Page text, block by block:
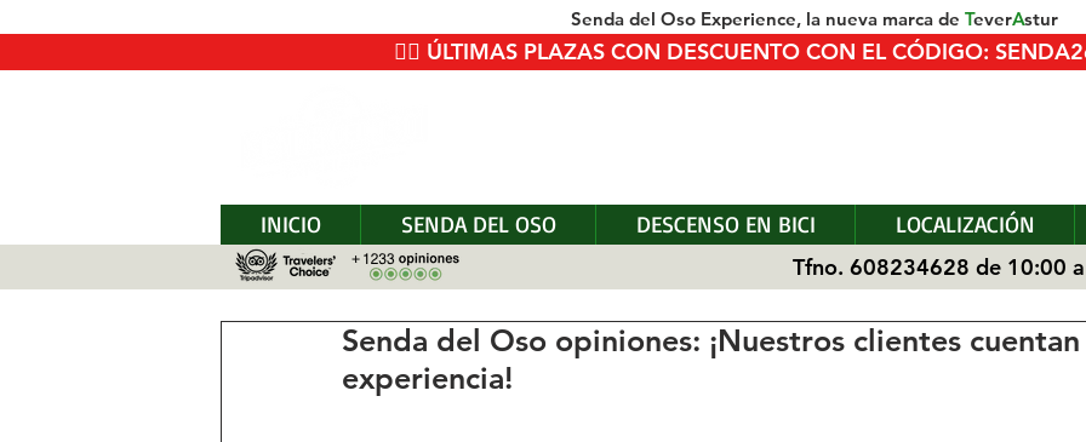
Senda del Oso Experience, la nueva marca de TeverAstur
🚴‍♂️ ÚLTIMAS PLAZAS CON DESCUENTO CON EL CÓDIGO:
INICIO SENDA DEL OSO DESCENSO EN BICI LOCALIZACIÓN
Tfno. 608234628 de 10:00
Senda del Oso opiniones: ¡Nuestros clientes cuentan
experiencia!